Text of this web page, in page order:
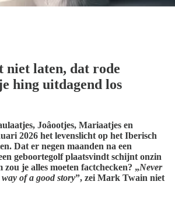
niet laten, dat rode
hing uitdagend los
Joâootjes, Mariaatjes en
2026 het levenslicht op het Iberisch
Dat er negen maanden na een
geboortegolf plaatsvindt schijnt onzin
je alles moeten factchecken? „Never
of a good story”, zei Mark Twain niet